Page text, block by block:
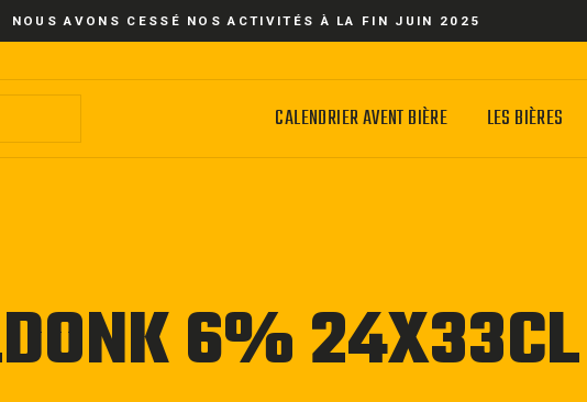
NOUS AVONS CESSÉ NOS ACTIVITÉS À LA FIN JUIN 2025
CALENDRIER AVENT BIÈRE LES BIÈRES
6% 24X33CL